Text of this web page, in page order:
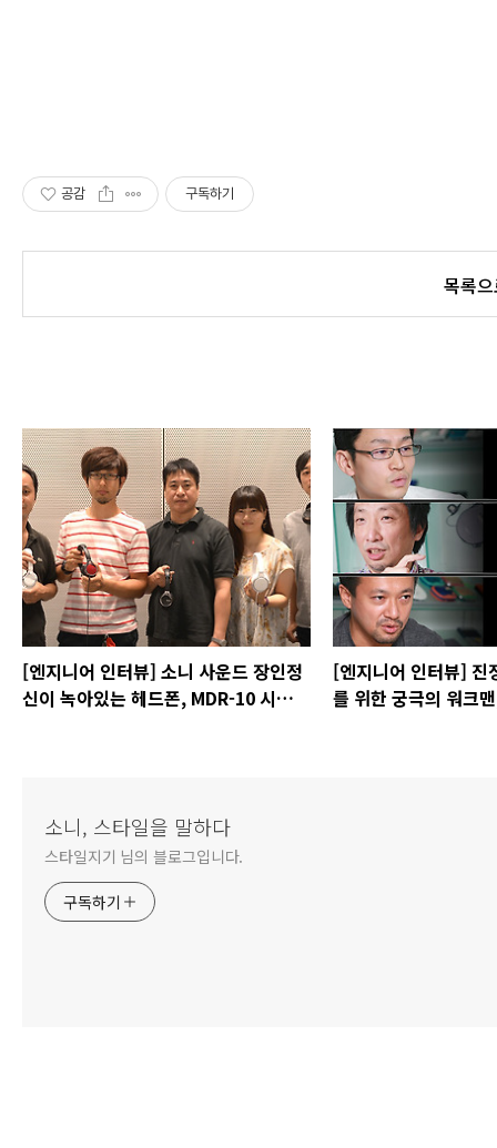
공감 구독하기
목록
[엔지니어 인터뷰] 소니 사운드 장인정
신이 녹아있는 헤드폰, MDR-10 시리즈
[엔지니어 인터뷰] 진
를 위한 궁극의 워크
소니, 스타일을 말하다
스타일지기 님의 블로그입니다.
구독하기